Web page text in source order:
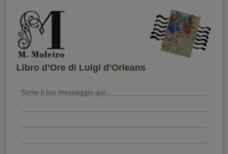
Libro d’Ore di Luigi d’Orleans
Quando vuoi che lo riceva?